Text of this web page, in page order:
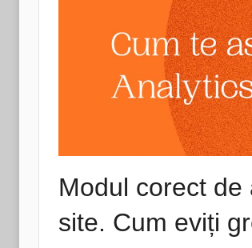
Modul corect
site. Cum eviți